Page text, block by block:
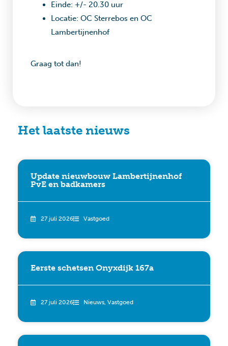
Einde: +/- 20.30 uur
Locatie: OC Sterrebos en OC
Lambertijnenhof
Graag tot dan!
Het laatste nieuws
Update nieuwbouw Lambertijnenhof
PvE en badkamers
27 juli 2026 Vastgoed
Eerste schetsen Onyxdijk 167a
27 juli 2026 Nieuws, Vastgoed